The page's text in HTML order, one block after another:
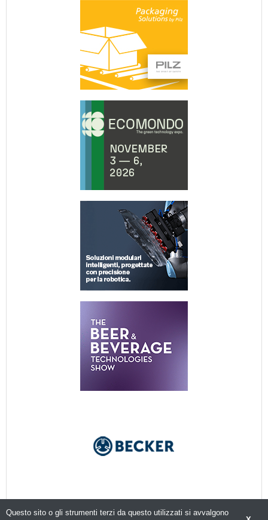
Questo sito o gli strumenti terzi da questo utilizzati si avvalgono